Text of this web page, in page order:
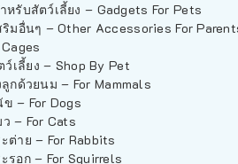
หรับสัตว์เลี้ยง – Gadgets For Pets
มอื่นๆ – Other Accessories For
เลี้ยง – Shop By Pet
กด้วยนม – For Mammals
– For Dogs
– For Cats
ต่าย – For Rabbits
รอก – For Squirrels